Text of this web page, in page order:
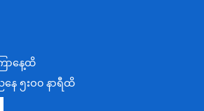
နှင့်စက်မှုဝန်ကြီးဌာန
နိုင်ငံခြားစီးပွားဆက်သွယ်ရေးဝန်ကြီးဌာန
းပေါင်းဆောင်ရွက်ရေးဝန်ကြီးဌာန
းဌာန
ကျေးမှုဝန်ကြီးဌာန
ာနေ့ထိ
ေ ၅းဝ၀ နာရီထိ